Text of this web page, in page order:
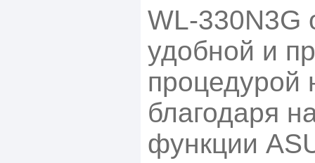
WL-330N3G
удобной и
процедурой
благодаря
функции